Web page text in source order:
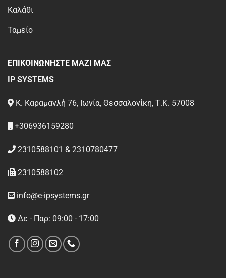
Καλάθι
Ταμείο
ΕΠΙΚΟΙΝΩΝΗΣΤΕ ΜΑΖΙ ΜΑΣ
IP SYSTEMS
Κ. Καραμανλή 76, Ιωνία, Θεσσαλονίκη, Τ.Κ. 57008
+306936159280
2310588101 & 2310780477
2310588102
info@e-ipsystems.gr
Δε - Παρ: 09:00 - 17:00